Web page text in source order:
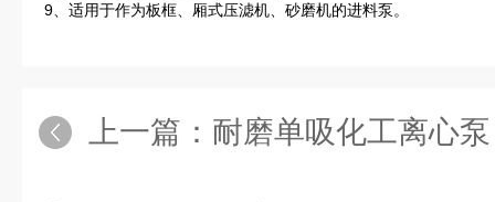
9、适用于作为板框、厢式压滤机、砂磨机的进料泵。
上一篇： 耐磨单吸化工离心泵